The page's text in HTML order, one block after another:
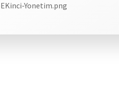
Yonetim.png